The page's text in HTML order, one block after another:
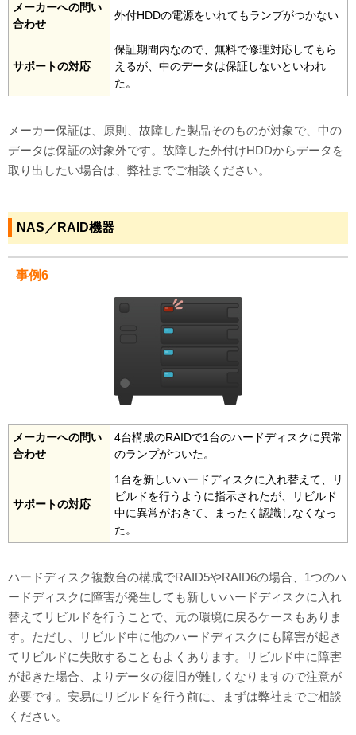
メーカーへの問い
合わせ
外付HDDの電源をいれてもランプがつかない
サポートの対応
保証期間内なので、無料で修理対応してもら
えるが、中のデータは保証しないといわれ
た。
メーカー保証は、原則、故障した製品そのものが対象で、中の
データは保証の対象外です。故障した外付けHDDからデータを
取り出したい場合は、弊社までご相談ください。
NAS／RAID機器
事例6
メーカーへの問い
合わせ
4台構成のRAIDで1台のハードディスクに異常
のランプがついた。
サポートの対応
1台を新しいハードディスクに入れ替えて、リ
ビルドを行うように指示されたが、リビルド
中に異常がおきて、まったく認識しなくなっ
た。
ハードディスク複数台の構成でRAID5やRAID6の場合、1つのハ
ードディスクに障害が発生しても新しいハードディスクに入れ
替えてリビルドを行うことで、元の環境に戻るケースもありま
す。ただし、リビルド中に他のハードディスクにも障害が起き
てリビルドに失敗することもよくあります。リビルド中に障害
が起きた場合、よりデータの復旧が難しくなりますので注意が
必要です。安易にリビルドを行う前に、まずは弊社までご相談
ください。